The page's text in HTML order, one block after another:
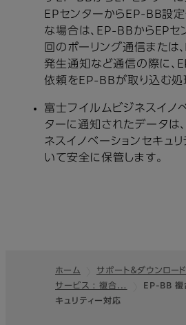
EPセンターからEP-BB設
な場合は、EP-BBからEP
回のポーリング通信または
発生通知など通信の際に、
依頼をEP-BBが取り込む処
富士フイルムビジネスイノ
ターに通知されたデータは
ネスイノベーションセキュ
いて安全に保管します。
フッター
ホーム サポート＆ダウンロード
サービス : 複合…
EP-BB 複
キュリティー対応